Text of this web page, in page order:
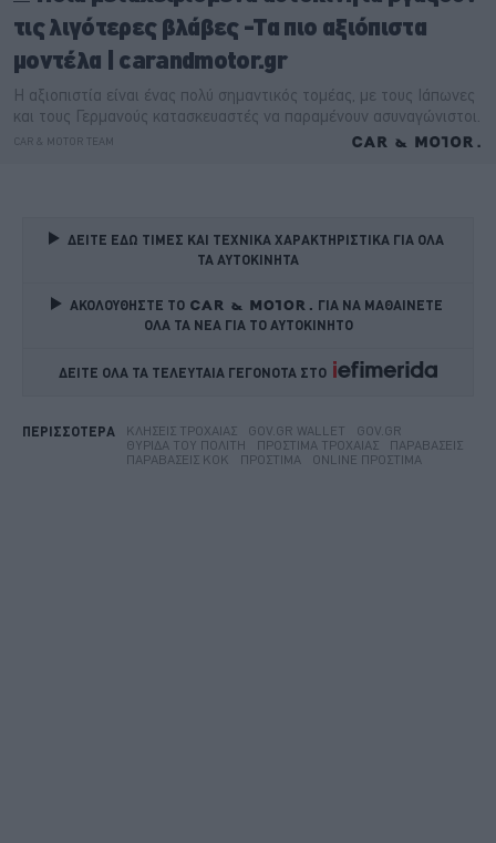
ΔΕΙΤΕ ΕΔΩ ΤΙΜΕΣ ΚΑΙ ΤΕΧΝΙΚΑ ΧΑΡΑΚΤΗΡΙΣΤΙΚΑ ΓΙΑ ΟΛΑ
ΤΑ ΑΥΤΟΚΙΝΗΤΑ
ΑΚΟΛΟΥΘΗΣΤΕ ΤΟ
ΓΙΑ ΝΑ ΜΑΘΑΙΝΕΤΕ
ΟΛΑ ΤΑ ΝΕΑ ΓΙΑ ΤΟ ΑΥΤΟΚΙΝΗΤΟ
ΔΕΙΤΕ ΟΛΑ ΤΑ ΤΕΛΕΥΤΑΙΑ ΓΕΓΟΝΟΤΑ ΣΤΟ
ΠΕΡΙΣΣΟΤΕΡΑ ΚΛΉΣΕΙΣ ΤΡΟΧΑΊΑΣ GOV.GR WALLET
GOV.GR
ΘΥΡΊΔΑ ΤΟΥ ΠΟΛΊΤΗ
ΠΡΌΣΤΙΜΑ ΤΡΟΧΑΊΑΣ
ΠΑΡΑΒΆΣΕΙΣ
ΠΑΡΑΒΆΣΕΙΣ ΚΟΚ
ΠΡΌΣΤΙΜΑ ONLINE ΠΡΌΣΤΙΜΑ